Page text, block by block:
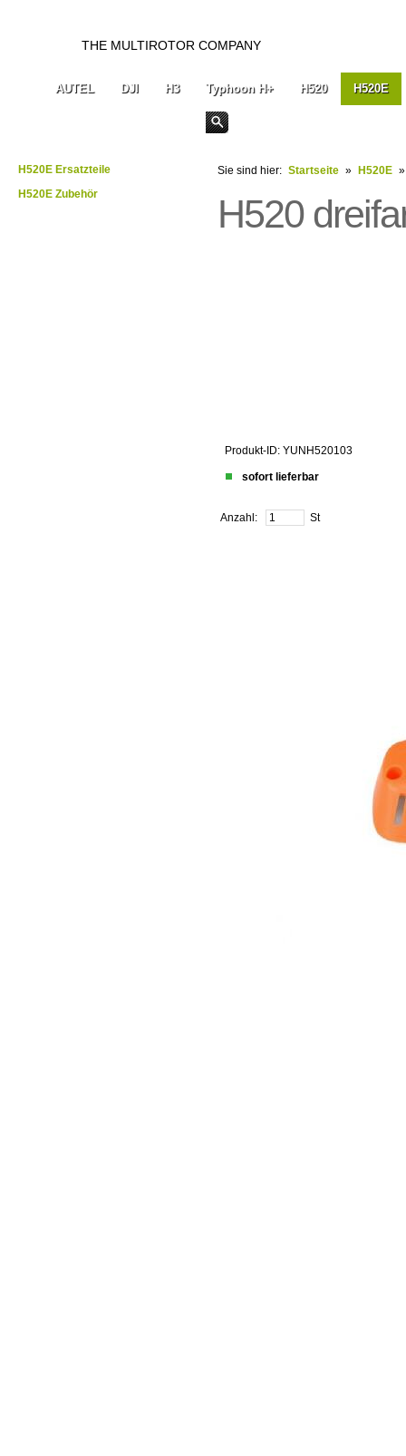
THE MULTIROTOR COMPANY
AUTEL DJI H3 Typhoon H+ H520 H520E
H520E Ersatzteile
H520E Zubehör
Sie sind hier: Startseite » H520E
H520
Produkt-ID: YUNH520103
sofort lieferbar
Anzahl: St